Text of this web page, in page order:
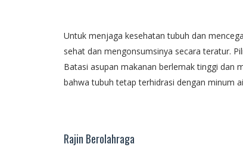
Untuk menjaga kesehatan tubuh dan
sehat dan mengonsumsinya secara teratur.
Batasi asupan makanan berlemak tinggi dan
bahwa tubuh tetap terhidrasi dengan minum
Rajin Berolahraga